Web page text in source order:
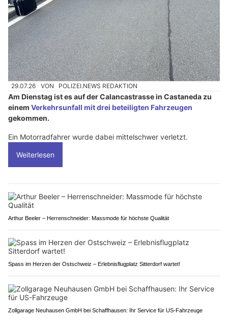
29.07.26 VON POLIZEI.NEWS REDAKTION
Am Dienstag ist es auf der Calancastrasse in Castaneda zu
einem Verkehrsunfall mit drei beteiligten Fahrzeugen
gekommen.
Ein Motorradfahrer wurde dabei mittelschwer verletzt.
Weiterlesen
Arthur Beeler – Herrenschneider: Massmode für höchste Qualität
Spass im Herzen der Ostschweiz – Erlebnisflugplatz Sitterdorf wartet!
Zollgarage Neuhausen GmbH bei Schaffhausen: Ihr Service für US-Fahrzeuge